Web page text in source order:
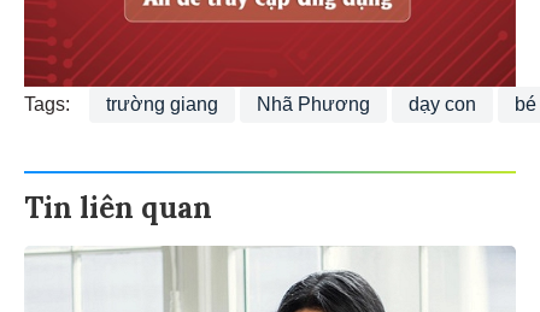
Tags: trường giang Nhã Phương dạy con
Tin liên quan